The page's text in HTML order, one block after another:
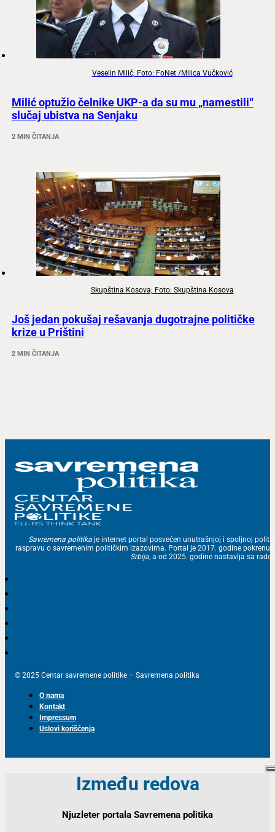
Veselin Milić; Foto: FoNet /Milica Vučković
Milić optužio čelnike UKP-a da su mu „namestili“
slučaj ubistva na Senjaku
2 MIN ČITANJA
Skupština Kosova; Foto: Skupština Kosova
Još jedan pokušaj rešavanja dugotrajne političke
krize u Prištini
2 MIN ČITANJA
Savremena politika je internet portal posvećen unutrašnjoj i spoljnoj
raspravu o savremenim političkim izazovima. Portal je 2017. godine
Srbija, a od 2025. godine nastavlja sa
© 2025 Centar savremene politike – Savremena politika
O nama
Kontakt
Impressum
Uslovi korišćenja
Između redova
Njuzleter portala Savremena politika